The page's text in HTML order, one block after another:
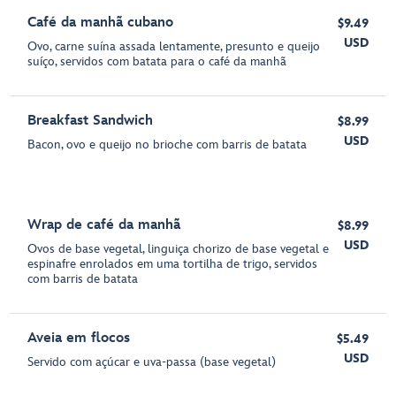
Café da manhã cubano
Ovo, carne suína assada lentamente, presunto e queijo
suíço, servidos com batata para o café da manhã
$9.49
USD
Breakfast Sandwich
Bacon, ovo e queijo no brioche com barris de batata
$8.99
USD
Wrap de café da manhã
Ovos de base vegetal, linguiça chorizo de base vegetal e
espinafre enrolados em uma tortilha de trigo, servidos
com barris de batata
$8.99
USD
Aveia em flocos
Servido com açúcar e uva-passa (base vegetal)
$5.49
USD